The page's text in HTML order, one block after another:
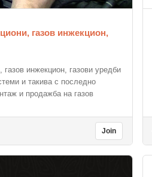
газов инжекцион,
газов инжекцион, газови уредби
и такива с последно
и продажба на газов
Join